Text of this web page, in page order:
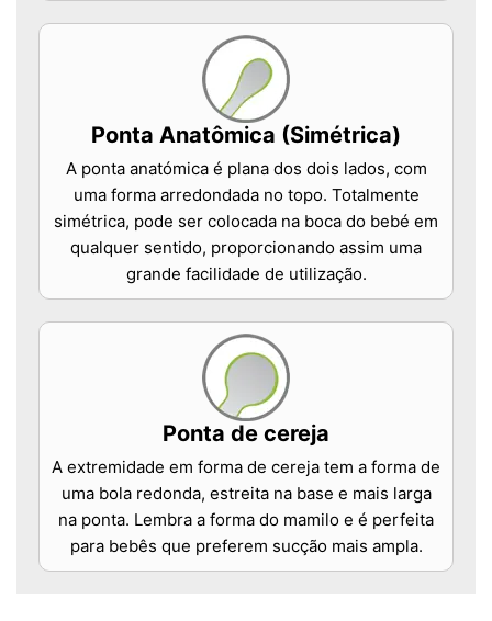
Ponta Anatômica (Simétrica)
A ponta anatómica é plana dos dois lados, com
uma forma arredondada no topo. Totalmente
simétrica, pode ser colocada na boca do bebé em
qualquer sentido, proporcionando assim uma
grande facilidade de utilização.
Ponta de cereja
A extremidade em forma de cereja tem a forma de
uma bola redonda, estreita na base e mais larga
na ponta. Lembra a forma do mamilo e é perfeita
para bebês que preferem sucção mais ampla.